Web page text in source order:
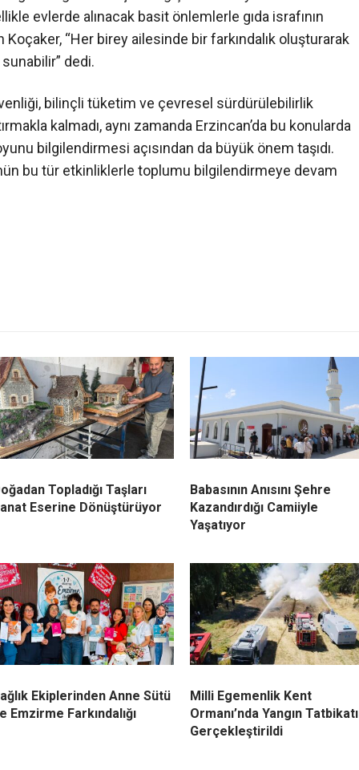
evlerde alınacak basit önlemlerle gıda israfının
“Her birey ailesinde bir farkındalık oluşturarak
dedi.
bilinçli tüketim ve çevresel sürdürülebilirlik
kalmadı, aynı zamanda Erzincan’da bu konularda
bilgilendirmesi açısından da büyük önem taşıdı.
bu tür etkinliklerle toplumu bilgilendirmeye devam
Topladığı Taşları
Eserine Dönüştürüyor
Babasının Anısını Şehre
Kazandırdığı Camiiyle
Yaşatıyor
Ekiplerinden Anne Sütü
Emzirme Farkındalığı
Milli Egemenlik Kent
Ormanı’nda Yangın Tatbikatı
Gerçekleştirildi